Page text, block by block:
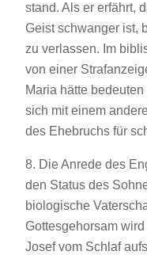
stand. Als er erfährt,
Geist schwanger ist,
zu verlassen. Im
von einer
Maria hätte
sich mit einem
des Ehebruchs für
8. Die Anrede des
den Status des
biologische
Gottesgehorsam
Josef vom Schlaf